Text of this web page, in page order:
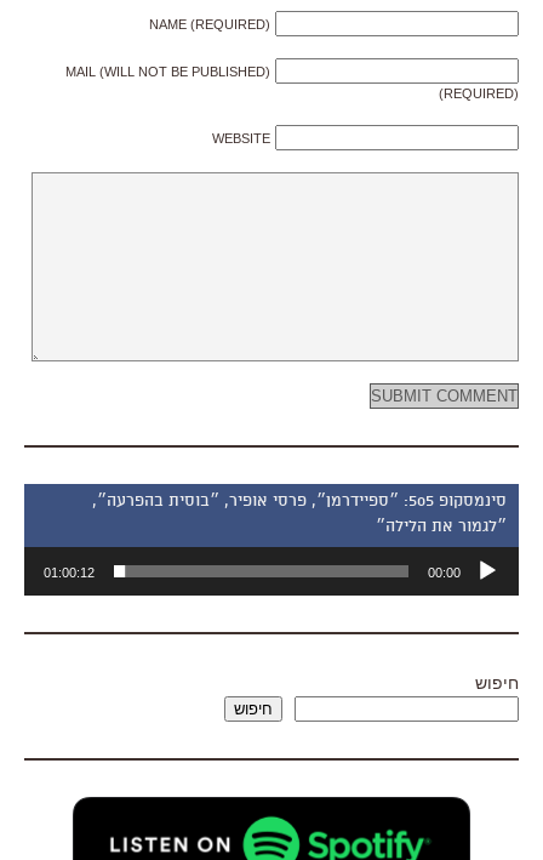
NAME (REQUIRED)
MAIL (WILL NOT BE PUBLISHED)
(REQUIRED)
WEBSITE
סינמסקופ 505: ״ספיידרמן״, פרסי אופיר, ״בוסית בהפרעה״,
״לגמור את הלילה״
אודיו
00:00
01:00:12
חיפוש
חיפוש